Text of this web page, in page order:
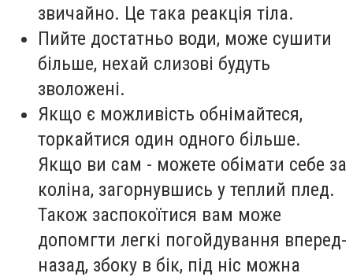
звичайно. Це така реакція тіла.
Пийте достатньо води, може сушити
більше, нехай слизові будуть
зволожені.
Якщо є можливість обнімайтеся,
торкайтися один одного більше.
Якщо ви сам - можете обімати себе за
коліна, загорнувшись у теплий плед.
Також заспокоїтися вам може
допомгти легкі погойдування вперед-
назад, збоку в бік, під ніс можна